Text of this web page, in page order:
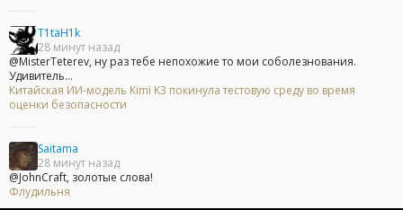
T1taH1k
28 минут назад
@MisterTeterev, ну раз тебе непохожие то мои соболезнования.
Удивитель...
Китайская ИИ-модель Kimi K3 покинула тестовую среду во время
оценки безопасности
Saitama
28 минут назад
@JohnCraft, золотые слова!
Флудильня